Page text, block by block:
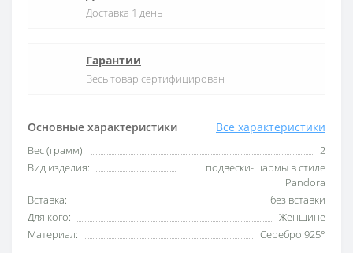
Основные характеристики Все характеристики
Вес (грамм):
2
Вид изделия:
подвески-шармы в стиле
Pandora
Вставка:
без вставки
Для кого:
Женщине
Материал:
Серебро 925°
Доставка 1 день
Гарантии
Весь товар сертифицирован